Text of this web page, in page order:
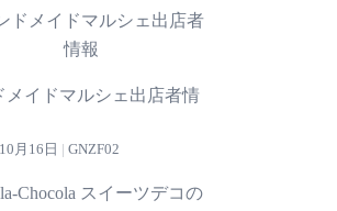
メイドマルシェ出店者情
月16日 GNZF02
Chocola スイーツデコの